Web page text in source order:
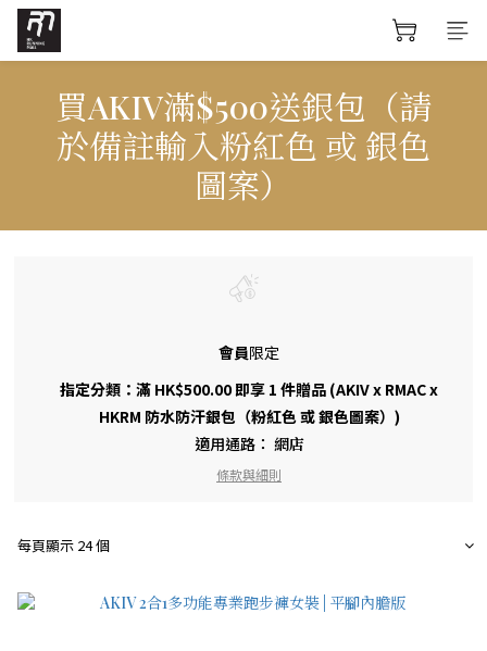
買AKIV滿$500送銀包（請
於備註輸入粉紅色 或 銀色
圖案）
會員限定
指定分類：滿 HK$500.00 即享 1 件贈品 (AKIV x RMAC x
HKRM 防水防汗銀包（粉紅色 或 銀色圖案）)
適用通路： 網店
條款與細則
每頁顯示 24 個